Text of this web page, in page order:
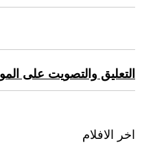
التعليق والتصويت على
اخر الافلام